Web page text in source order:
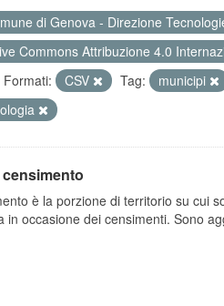
di Genova - Direzione
Commons Attribuzione 4.0
Formati: CSV Tag: municipi
è la porzione di territorio su cui
in occasione dei censimenti. Sono